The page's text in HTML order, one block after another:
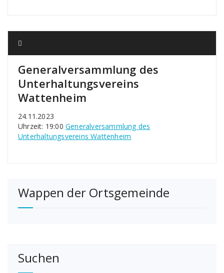
Generalversammlung des
Unterhaltungsvereins
Wattenheim
24.11.2023
Uhrzeit: 19:00 Generalversammlung des
Unterhaltungsvereins Wattenheim
Wappen der Ortsgemeinde
Suchen